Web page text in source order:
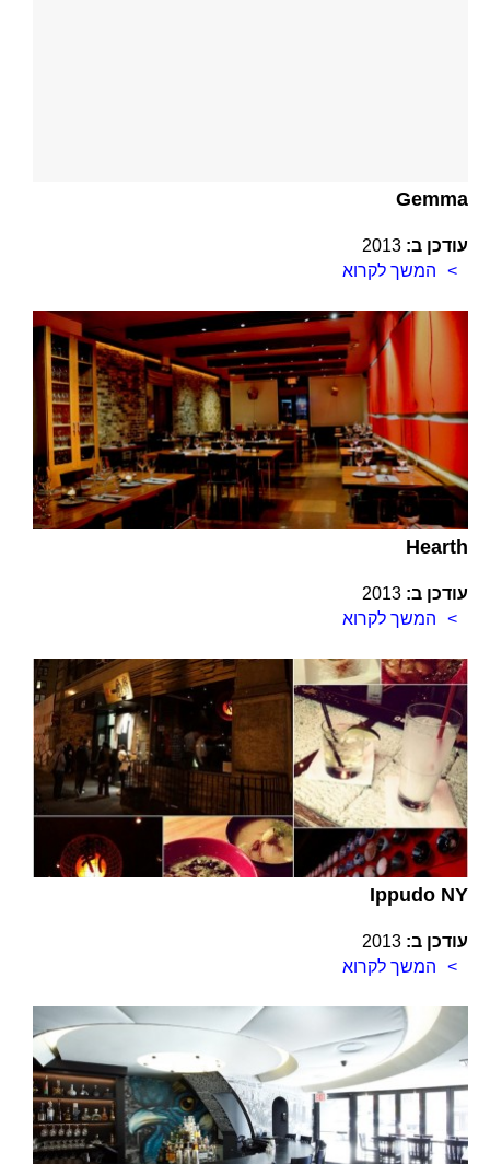
Gemma
עודכן ב: 2013
המשך לקרוא
Hearth
עודכן ב: 2013
המשך לקרוא
Ippudo NY
עודכן ב: 2013
המשך לקרוא